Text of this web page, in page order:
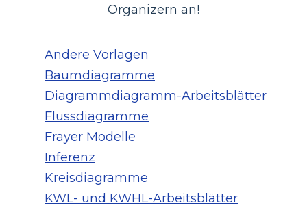
Organizern an!
Andere Vorlagen
Baumdiagramme
Diagrammdiagramm-Arbeitsblätter
Flussdiagramme
Frayer Modelle
Inferenz
Kreisdiagramme
KWL- und KWHL-Arbeitsblätter